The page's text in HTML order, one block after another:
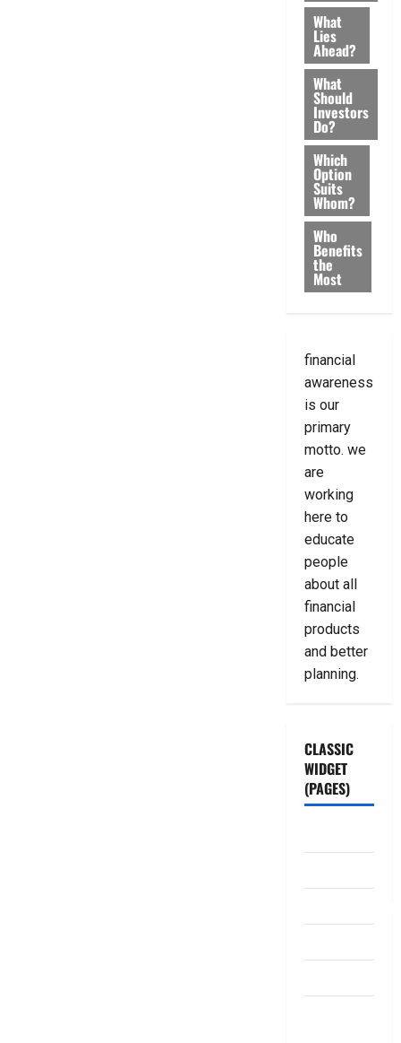
What
Lies
Ahead?
What
Should
Investors
Do?
Which
Option
Suits
Whom?
Who
Benefits
the
Most
financial
awareness
is our
primary
motto. we
are
working
here to
educate
people
about all
financial
products
and better
planning.
CLASSIC
WIDGET
(PAGES)